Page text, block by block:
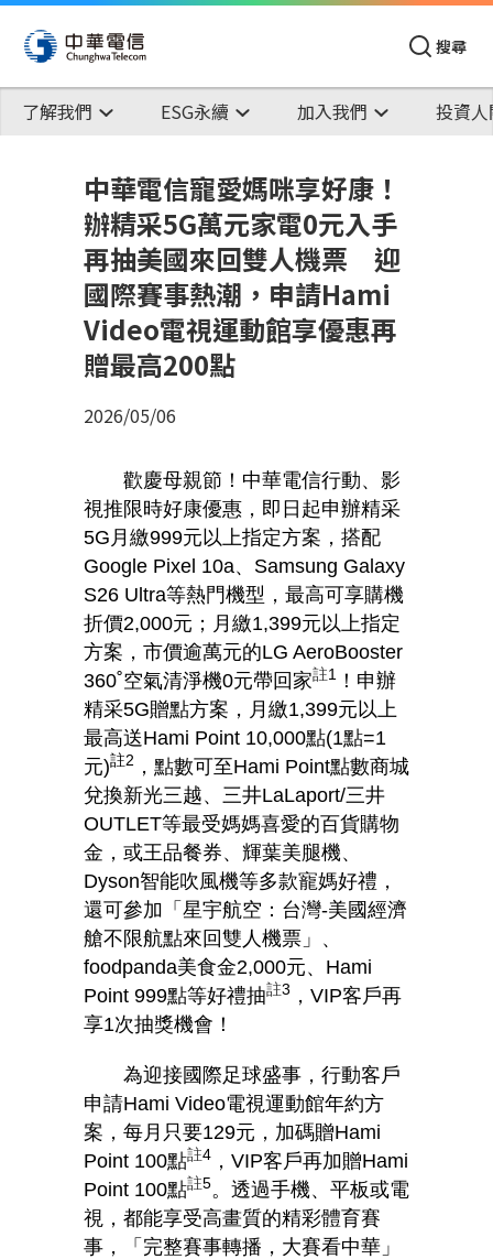
搜尋
了解我們 ESG永續 加入我們 投資
中華電信寵愛媽咪享好康！
辦精采5G萬元家電0元入手
再抽美國來回雙人機票 迎
國際賽事熱潮，申請Hami
Video電視運動館享優惠再
贈最高200點
2026/05/06
歡慶母親節！中華電信行動、影
視推限時好康優惠，即日起申辦精采
5G 月繳999元以上指定方案，搭配
Google Pixel 10a、 Samsung Galaxy
S26 Ultra等熱門機型，最高可享購機
折價2,000元；月繳1,399元以上指定
方案，市價逾萬元的LG AeroBooster
360˚空氣清淨機0元帶回家註1 ！申辦
精采5G贈點方案，月繳1,399元以上
最高送Hami Point 10,000點(1點=1
元)註2 ，點數可至Hami Point點數商城
兌換新光三越、三井LaLaport/三井
OUTLET等最受媽媽喜愛的百貨購物
金，或王品餐券、輝葉美腿機、
Dyson智能吹風機等多款寵媽好禮，
還可參加「星宇航空：台灣-美國經濟
艙不限航點來回雙人機票」、
foodpanda美食金2,000元、 Hami
Point 999點等好禮抽註3 ， VIP客戶再
享1次抽獎機會！
為迎接國際足球盛事，行動客戶
申請Hami Video電視運動館年約方
案，每月只要129元，加碼贈Hami
Point 100點註4 ， VIP客戶再加贈Hami
Point 100點註5。透過手機、平板或電
視，都能享受高畫質的精彩體育賽
事，「完整賽事轉播，大賽看中華」